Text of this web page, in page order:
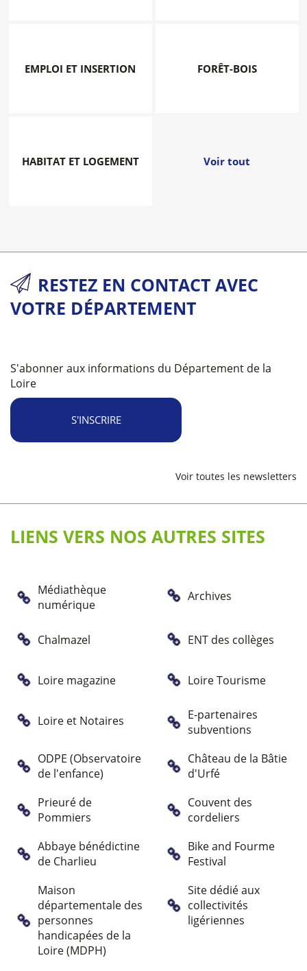
EMPLOI ET INSERTION FORÊT-BOIS
HABITAT ET LOGEMENT Voir tout
RESTEZ EN CONTACT AVEC
VOTRE DÉPARTEMENT
S'abonner aux informations du Département de la
Loire
S'INSCRIRE
Voir toutes les newsletters
LIENS VERS NOS AUTRES SITES
Médiathèque
numérique
Archives
Chalmazel ENT des collèges
Loire magazine Loire Tourisme
Loire et Notaires
E-partenaires
subventions
ODPE (Observatoire
de l'enfance)
Château de la Bâtie
d'Urfé
Prieuré de
Pommiers
Couvent des
cordeliers
Abbaye bénédictine
de Charlieu
Bike and Fourme
Festival
Maison
départementale des
personnes
handicapées de la
Loire (MDPH)
Site dédié aux
collectivités
ligériennes